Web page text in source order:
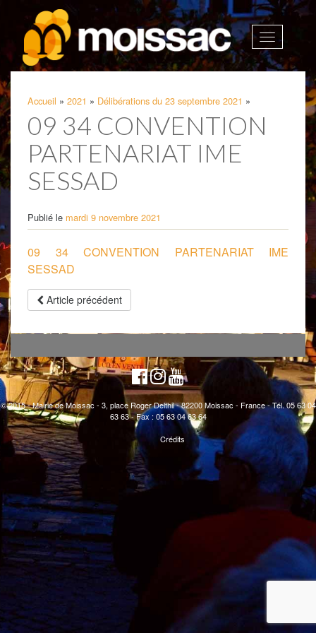
Afficher
la
Accueil » 2021 » Délibérations du 23 septembre 2021 »
09 34 CONVENTION
PARTENARIAT IME
SESSAD
Publié le mardi 9 novembre 2021
09 34 CONVENTION PARTENARIAT IME
SESSAD
Article précédent
© 2015 - Mairie de Moissac - 3, place Roger Delthil - 82200 Moissac - France - Tél. 05 63 04
63 63 - Fax : 05 63 04 63 64
Crédits